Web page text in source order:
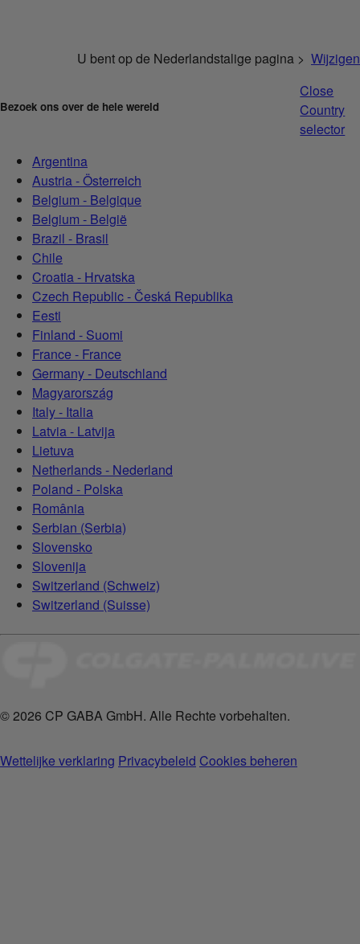
U bent op de Nederlandstalige pagina > Wijzigen
Bezoek ons over de hele wereld
Close
Country
selector
Argentina
Austria - Österreich
Belgium - Belgique
Belgium - België
Brazil - Brasil
Chile
Croatia - Hrvatska
Czech Republic - Česká Republika
Eesti
Finland - Suomi
France - France
Germany - Deutschland
Magyarország
Italy - Italia
Latvia - Latvija
Lietuva
Netherlands - Nederland
Poland - Polska
România
Serbian (Serbia)
Slovensko
Slovenija
Switzerland (Schweiz)
Switzerland (Suisse)
© 2026 CP GABA GmbH. Alle Rechte vorbehalten.
Wettelijke verklaring Privacybeleid Cookies beheren